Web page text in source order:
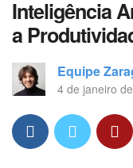
Inteligência
a
Equipe
4 de janeiro